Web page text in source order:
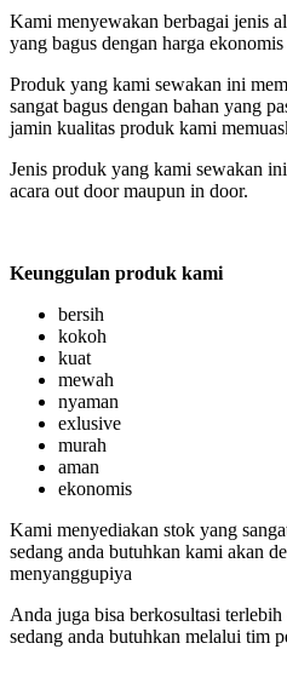
Kami menyewakan berbagai jenis
yang bagus dengan harga ekonomis
Produk yang kami sewakan ini
sangat bagus dengan bahan yang
jamin kualitas produk kami
Jenis produk yang kami sewakan
acara out door maupun in door.
Keunggulan produk kami
bersih
kokoh
kuat
mewah
nyaman
exlusive
murah
aman
ekonomis
Kami menyediakan stok yang
sedang anda butuhkan kami akan
menyanggupiya
Anda juga bisa berkosultasi
sedang anda butuhkan melalui tim